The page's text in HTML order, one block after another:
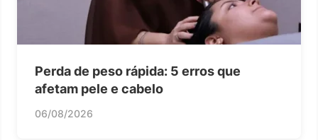
Perda de peso rápida: 5 erros que
afetam pele e cabelo
06/08/2026